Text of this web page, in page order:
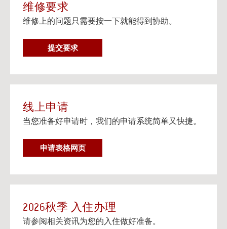
流媒体服务
在个人设备上观看流媒体电视
邮寄信息以及楼宇地址
阅读更多
维修要求
维修上的问题只需要按一下就能得到协助。
提交要求维
修
线上申请
当您准备好申请时，我们的申请系统简单又快捷。
申请表格网页
2026秋季 入住办理
请参阅相关资讯为您的入住做好准备。